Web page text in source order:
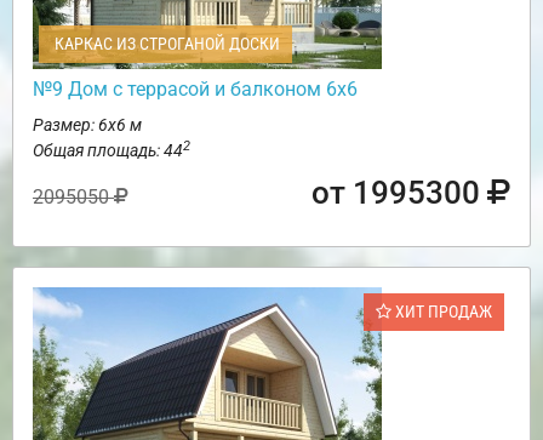
КАРКАС ИЗ СТРОГАНОЙ ДОСКИ
№9 Дом с террасой и балконом 6х6
Размер: 6х6 м
Общая площадь: 442
2095050 от 1995300
ХИТ ПРОДАЖ